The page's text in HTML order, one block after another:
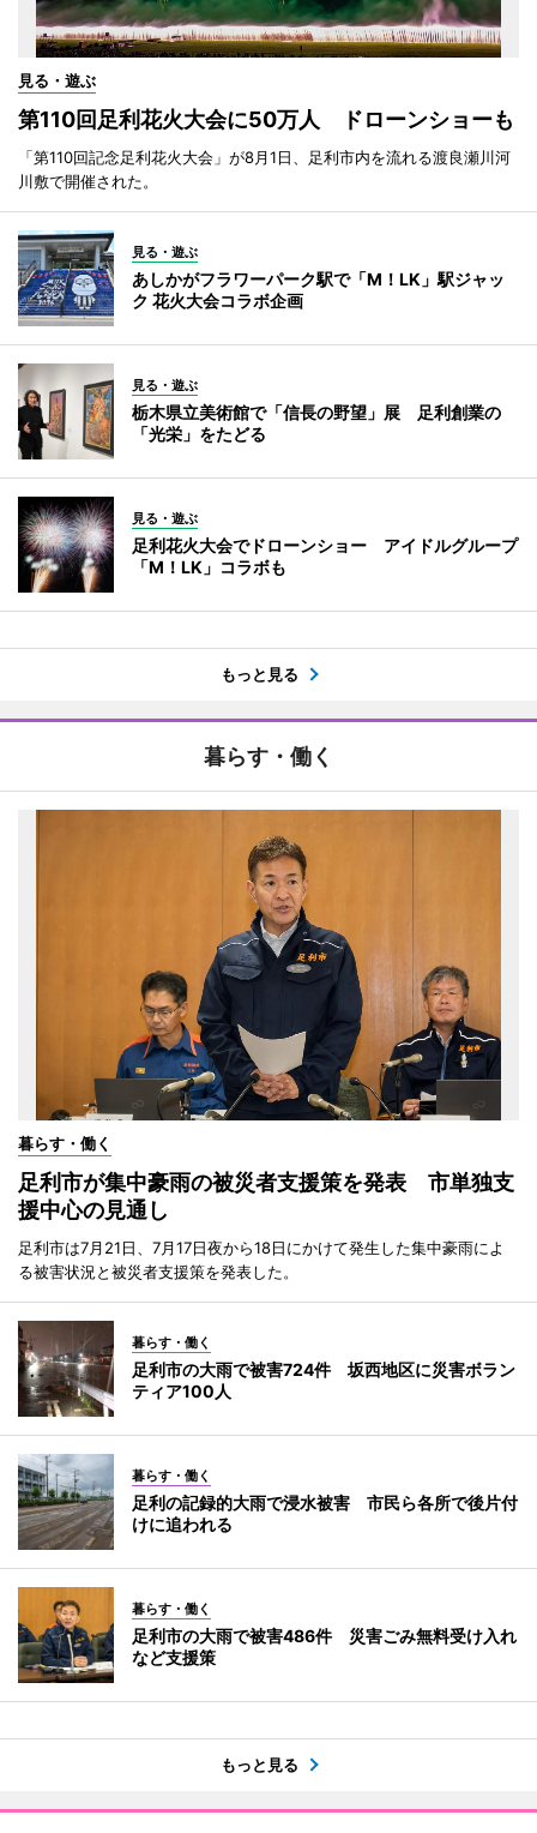
見る・遊ぶ
第110回足利花火大会に50万人 ドローンショーも
「第110回記念足利花火大会」が8月1日、足利市内を流れる渡良瀬川河
川敷で開催された。
見る・遊ぶ
あしかがフラワーパーク駅で「M！LK」駅ジャッ
ク 花火大会コラボ企画
見る・遊ぶ
栃木県立美術館で「信長の野望」展 足利創業の
「光栄」をたどる
見る・遊ぶ
足利花火大会でドローンショー アイドルグループ
「M！LK」コラボも
もっと見る
暮らす・働く
暮らす・働く
足利市が集中豪雨の被災者支援策を発表 市単独支
援中心の見通し
足利市は7月21日、7月17日夜から18日にかけて発生した集中豪雨によ
る被害状況と被災者支援策を発表した。
暮らす・働く
足利市の大雨で被害724件 坂西地区に災害ボラン
ティア100人
暮らす・働く
足利の記録的大雨で浸水被害 市民ら各所で後片付
けに追われる
暮らす・働く
足利市の大雨で被害486件 災害ごみ無料受け入れ
など支援策
もっと見る